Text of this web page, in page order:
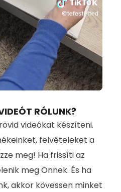
:
RÓLUNK?
videókat készíteni.
felvételeket a
meg! Ha frissíti az
meg Önnek. És ha
akkor kövessen minket